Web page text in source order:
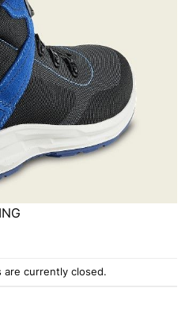
are currently closed.